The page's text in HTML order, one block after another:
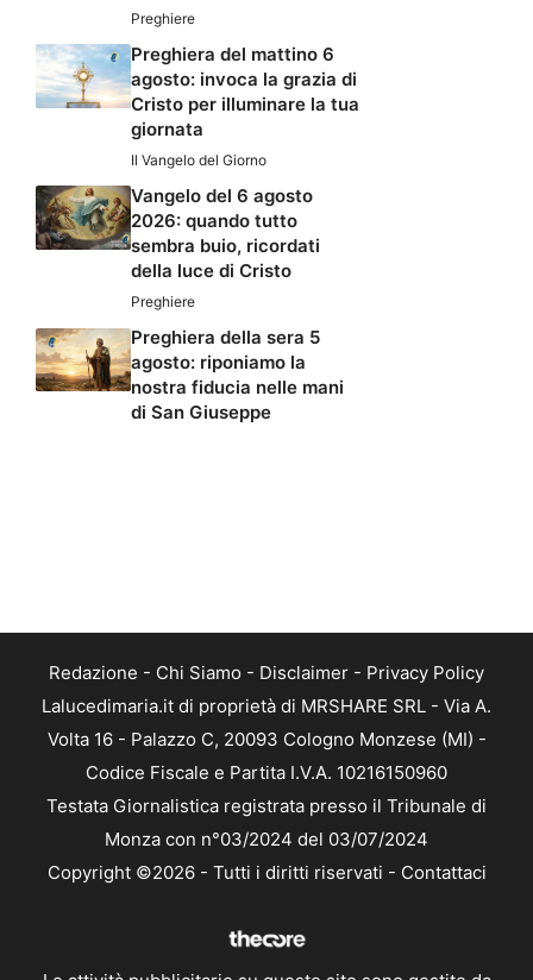
Preghiere
Preghiera del mattino 6
agosto: invoca la grazia di
Cristo per illuminare la tua
giornata
Il Vangelo del Giorno
Vangelo del 6 agosto
2026: quando tutto
sembra buio, ricordati
della luce di Cristo
Preghiere
Preghiera della sera 5
agosto: riponiamo la
nostra fiducia nelle mani
di San Giuseppe
Redazione - Chi Siamo - Disclaimer - Privacy Policy
Lalucedimaria.it di proprietà di MRSHARE SRL - Via A.
Volta 16 - Palazzo C, 20093 Cologno Monzese (MI) -
Codice Fiscale e Partita I.V.A. 10216150960
Testata Giornalistica registrata presso il Tribunale di
Monza con n°03/2024 del 03/07/2024
Copyright ©2026 - Tutti i diritti riservati - Contattaci